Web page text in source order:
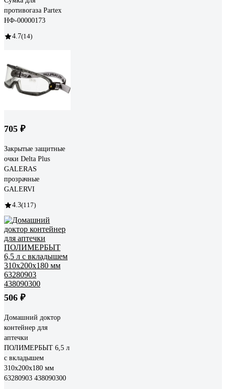
противогаза Partex
НФ-00000173
4.7(14)
705 ₽
Закрытые защитные
очки Delta Plus
GALERAS
прозрачные
GALERVI
4.3(117)
506 ₽
Домашний доктор
контейнер для
аптечки
ПОЛИМЕРБЫТ 6,5 л
с вкладышем
310x200x180 мм
63280903 438090300